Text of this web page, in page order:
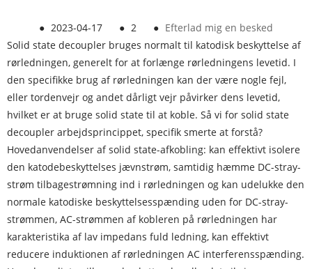
● 2023-04-17 ● 2 ● Efterlad mig en besked
Solid state decoupler bruges normalt til katodisk beskyttelse af
rørledningen, generelt for at forlænge rørledningens levetid. I
den specifikke brug af rørledningen kan der være nogle fejl,
eller tordenvejr og andet dårligt vejr påvirker dens levetid,
hvilket er at bruge solid state til at koble. Så vi for solid state
decoupler arbejdsprincippet, specifik smerte at forstå?
Hovedanvendelser af solid state-afkobling: kan effektivt isolere
den katodebeskyttelses jævnstrøm, samtidig hæmme DC-stray-
strøm tilbagestrømning ind i rørledningen og kan udelukke den
normale katodiske beskyttelsesspænding uden for DC-stray-
strømmen, AC-strømmen af ​​kobleren på rørledningen har
karakteristika af lav impedans fuld ledning, kan effektivt
reducere induktionen af ​​rørledningen AC interferensspænding.